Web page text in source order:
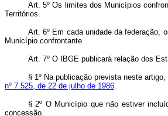
Art. 5º Os limites dos Municípios
Territórios.
Art. 6º Em cada unidade da federação,
Município confrontante.
Art. 7º O IBGE publicará relação dos
§ 1º Na publicação prevista neste
nº 7.525, de 22 de julho de 1986.
§ 2º O Município que não estiver
concessão.